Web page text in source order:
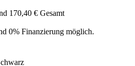
170,40 € Gesamt
0% Finanzierung möglich.